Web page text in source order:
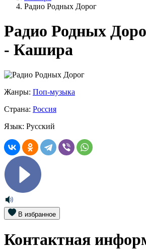
Радио Родных Дорог
Радио Родных
- Кашира
Жанры: Поп-музыка
Страна: Россия
Язык: Русский
В избранное
Контактная